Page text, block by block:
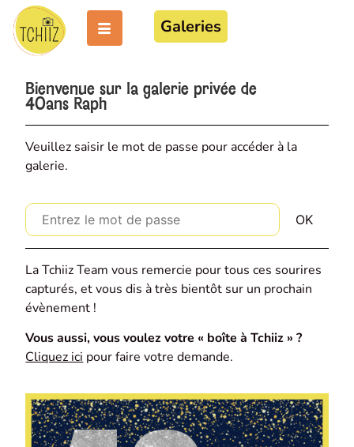
Galeries
Bienvenue sur la galerie privée de
40ans Raph
Veuillez saisir le mot de passe pour accéder à la
galerie.
La Tchiiz Team vous remercie pour tous ces sourires
capturés, et vous dis à très bientôt sur un prochain
évènement !
Vous aussi, vous voulez votre « boîte à Tchiiz » ?
Cliquez ici pour faire votre demande.